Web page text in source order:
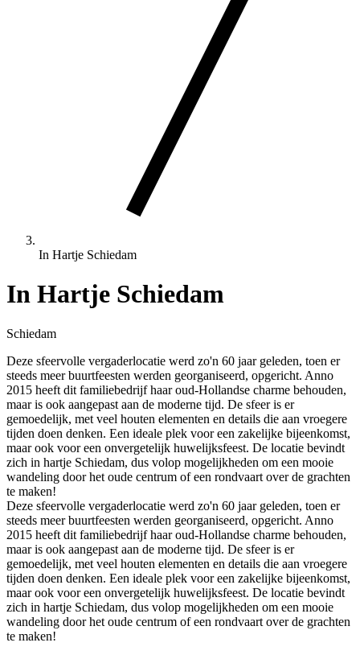
In Hartje Schiedam
In Hartje Schiedam
Schiedam
Deze sfeervolle vergaderlocatie werd zo'n 60 jaar geleden, toen er
steeds meer buurtfeesten werden georganiseerd, opgericht. Anno
2015 heeft dit familiebedrijf haar oud-Hollandse charme behouden,
maar is ook aangepast aan de moderne tijd. De sfeer is er
gemoedelijk, met veel houten elementen en details die aan vroegere
tijden doen denken. Een ideale plek voor een zakelijke bijeenkomst,
maar ook voor een onvergetelijk huwelijksfeest. De locatie bevindt
zich in hartje Schiedam, dus volop mogelijkheden om een mooie
wandeling door het oude centrum of een rondvaart over de grachten
te maken!
Deze sfeervolle vergaderlocatie werd zo'n 60 jaar geleden, toen er
steeds meer buurtfeesten werden georganiseerd, opgericht. Anno
2015 heeft dit familiebedrijf haar oud-Hollandse charme behouden,
maar is ook aangepast aan de moderne tijd. De sfeer is er
gemoedelijk, met veel houten elementen en details die aan vroegere
tijden doen denken. Een ideale plek voor een zakelijke bijeenkomst,
maar ook voor een onvergetelijk huwelijksfeest. De locatie bevindt
zich in hartje Schiedam, dus volop mogelijkheden om een mooie
wandeling door het oude centrum of een rondvaart over de grachten
te maken!